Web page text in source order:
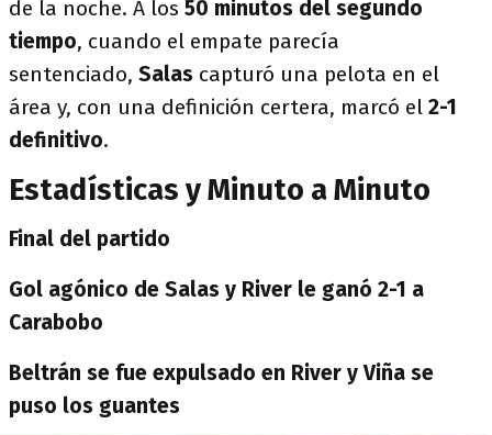
de la noche. A los 50 minutos del segundo
tiempo, cuando el empate parecía
sentenciado, Salas capturó una pelota en el
área y, con una definición certera, marcó el 2-1
definitivo.
Estadísticas y Minuto a Minuto
Final del partido
Gol agónico de Salas y River le ganó 2-1 a
Carabobo
Beltrán se fue expulsado en River y Viña se
puso los guantes